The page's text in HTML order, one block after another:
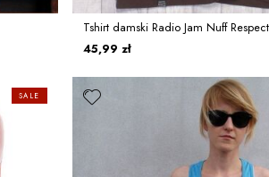
Tshirt damski Radio Jam Nuff
45,99 zł
SALE